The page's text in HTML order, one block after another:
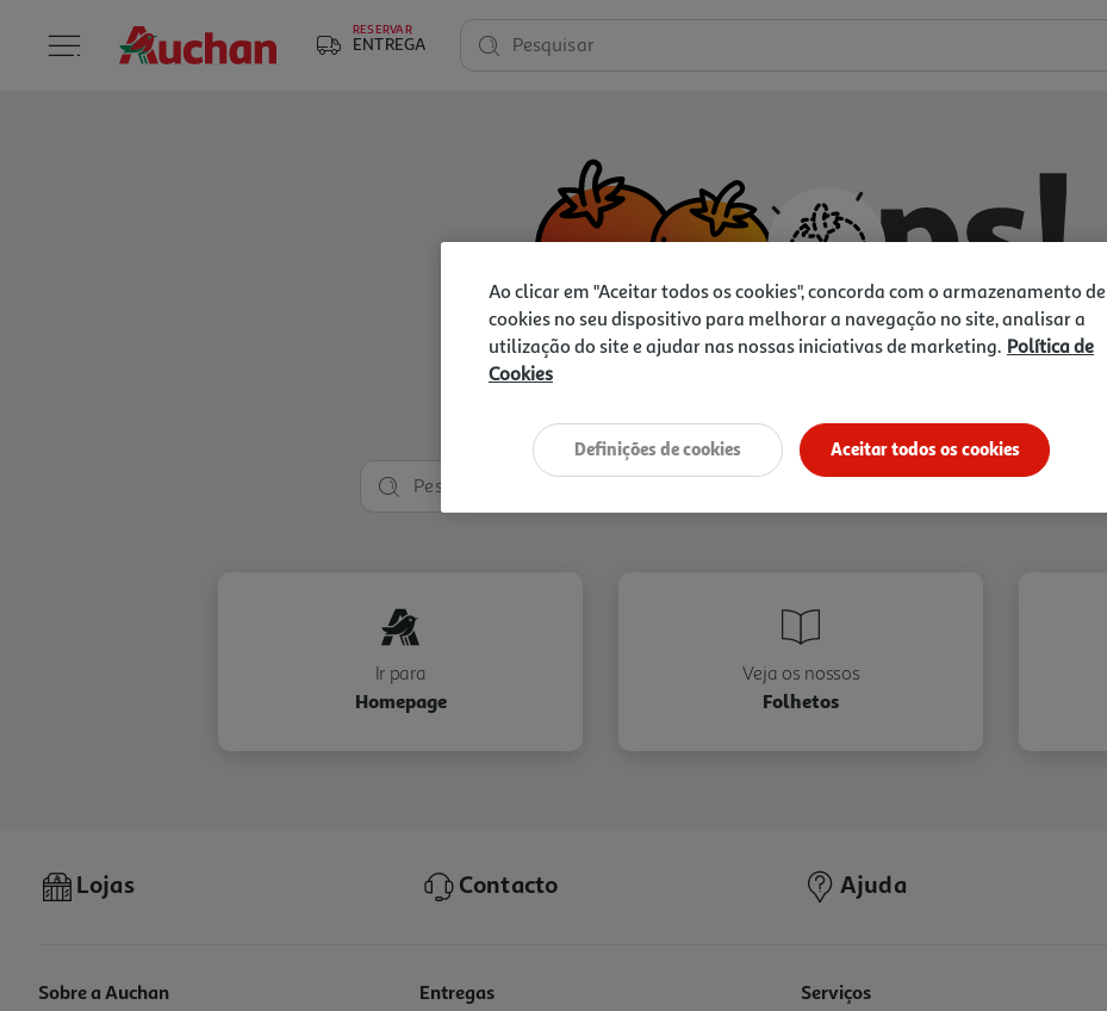
RESERVAR
ENTREGA Pesquisar
Vamos tentar de novo?
Ir para
Homepage
Veja os nossos
Folhetos
Lojas Contacto Ajuda
Sobre a Auchan Entregas Serviços
Ao clicar em "Aceitar todos os cookies", concorda com o armazenamento de
cookies no seu dispositivo para melhorar a navegação no site, analisar a
utilização do site e ajudar nas nossas iniciativas de marketing. Política de
Cookies
Aceitar todos os cookies
Definições de cookies